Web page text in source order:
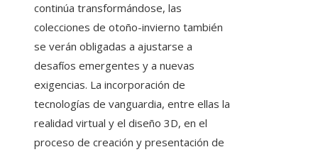
continúa transformándose, las
colecciones de otoño-invierno también
se verán obligadas a ajustarse a
desafíos emergentes y a nuevas
exigencias. La incorporación de
tecnologías de vanguardia, entre ellas la
realidad virtual y el diseño 3D, en el
proceso de creación y presentación de